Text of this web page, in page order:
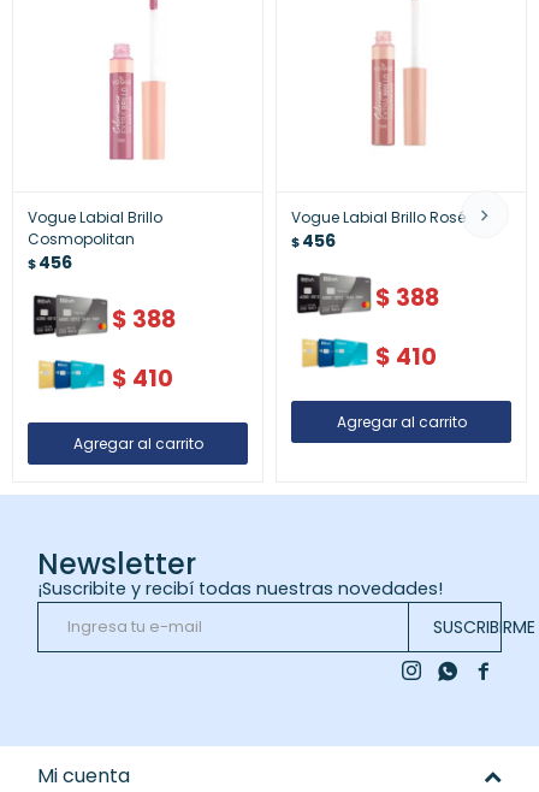
Vogue Labial Brillo
Cosmopolitan
$456
$ 388
$ 410
Vogue Labial Brillo Rosé
$456
$ 388
$ 410
Newsletter
¡Suscribite y recibí todas nuestras novedades!
SUSCRIBIRME

 
Mi cuenta